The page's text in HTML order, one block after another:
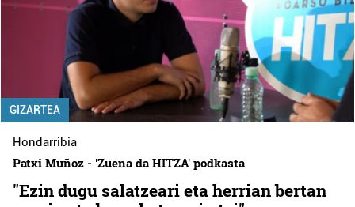
GIZARTEA
Hondarribia
Patxi Muñoz - 'Zuena da HITZA' podkasta
"Ezin dugu salatzeari eta herrian bertan